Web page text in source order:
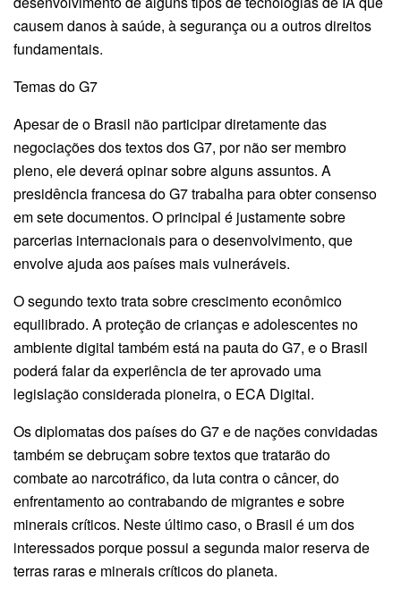
causem danos à saúde, à segurança ou a outros direitos
fundamentais.
Temas do G7
Apesar de o Brasil não participar diretamente das
negociações dos textos dos G7, por não ser membro
pleno, ele deverá opinar sobre alguns assuntos. A
presidência francesa do G7 trabalha para obter consenso
em sete documentos. O principal é justamente sobre
parcerias internacionais para o desenvolvimento, que
envolve ajuda aos países mais vulneráveis.
O segundo texto trata sobre crescimento econômico
equilibrado. A proteção de crianças e adolescentes no
ambiente digital também está na pauta do G7, e o Brasil
poderá falar da experiência de ter aprovado uma
legislação considerada pioneira, o ECA Digital.
Os diplomatas dos países do G7 e de nações convidadas
também se debruçam sobre textos que tratarão do
combate ao narcotráfico, da luta contra o câncer, do
enfrentamento ao contrabando de migrantes e sobre
minerais críticos. Neste último caso, o Brasil é um dos
interessados porque possui a segunda maior reserva de
terras raras e minerais críticos do planeta.